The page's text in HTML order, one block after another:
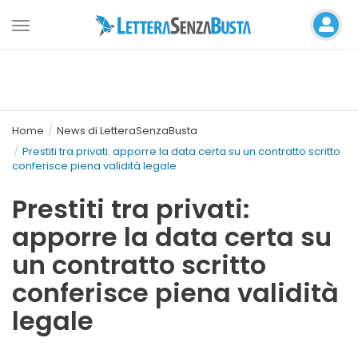
Toggle
Home
News di LetteraSenzaBusta
Prestiti tra privati: apporre la data certa su un contratto scritto
conferisce piena validità legale
Prestiti tra privati:
apporre la data certa su
un contratto scritto
conferisce piena validità
legale